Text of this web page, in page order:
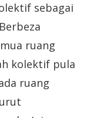
sebagai
ruang
kolektif pula
ruang